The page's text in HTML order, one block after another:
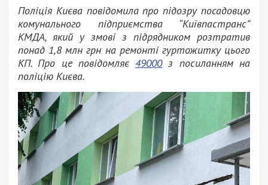
Поліція Києва повідомила про підозру посадовцю
комунального підприємства “Київпастранс”
КМДА, який у змові з підрядником розтратив
понад 1,8 млн грн на ремонті гуртожитку цього
КП. Про це повідомляє49000з посиланням на
поліцію Києва.